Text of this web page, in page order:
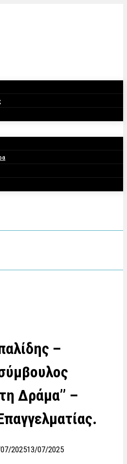
–
Δράμα’’ –
202513/07/2025